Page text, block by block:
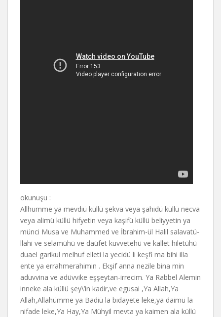
okunuşu :
Allhumme ya mevdiü küllü şekva veya şahidü küllü necva
veya alimü küllü hifyetin veya kaşifü küllü beliyyetin ya
münci Musa ve Muhammed ve İbrahim-ül Halil salavatü-
llahi ve selamühü ve daüfet kuvvetehü ve kallet hiletühü
duael garikul melhuf elleti la yecidü li keşfi ma bihi illa
ente ya errahmerahimin . Ekşif anna nezile bina min
aduvvina ve adüvvike eşşeytan-irrecim. Ya Rabbel Alemin
inneke ala küllü şey\’in kadir,ve egusai ,Ya Allah,Ya
Allah,Allahümme ya Badiü la bidayete leke,ya daimü la
nifade leke,Ya Hay,Ya Mühyil mevta ya kaimen ala küllü